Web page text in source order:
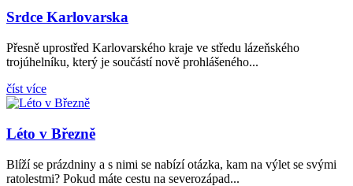
Srdce Karlovarska
Přesně uprostřed Karlovarského kraje ve středu lázeňského
trojúhelníku, který je součástí nově prohlášeného...
číst více
Léto v Březně
Blíží se prázdniny a s nimi se nabízí otázka, kam na výlet se svými
ratolestmi? Pokud máte cestu na severozápad...